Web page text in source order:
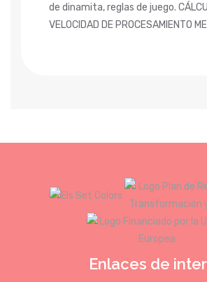
de dinamita, reglas de juego.
VELOCIDAD DE PROCESAMIENTO
Enlaces de